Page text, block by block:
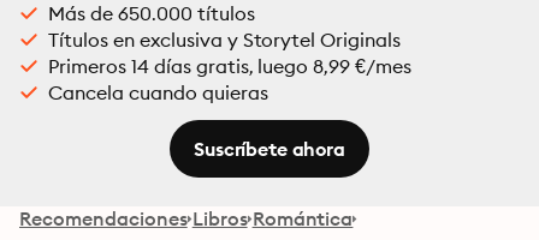
Más de 650.000 títulos
Títulos en exclusiva y Storytel Originals
Primeros 14 días gratis, luego 8,99 €/mes
Cancela cuando quieras
Suscríbete ahora
Recomendaciones Libros Romántica